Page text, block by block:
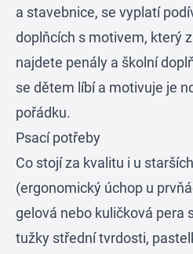
a stavebnice, se vyplatí
doplňcích s motivem, který
najdete penály a školní
se dětem líbí a motivuje je
pořádku.
Psací potřeby
Co stojí za kvalitu i u
(ergonomický úchop u
gelová nebo kuličková pera
tužky střední tvrdosti,